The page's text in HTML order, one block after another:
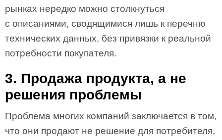
рынках нередко можно столкнуться
с описаниями, сводящимися лишь к перечню
технических данных, без привязки к реальной
потребности покупателя.
3. Продажа продукта, а не
решения проблемы
Проблема многих компаний заключается в том,
что они продают не решение для потребителя,